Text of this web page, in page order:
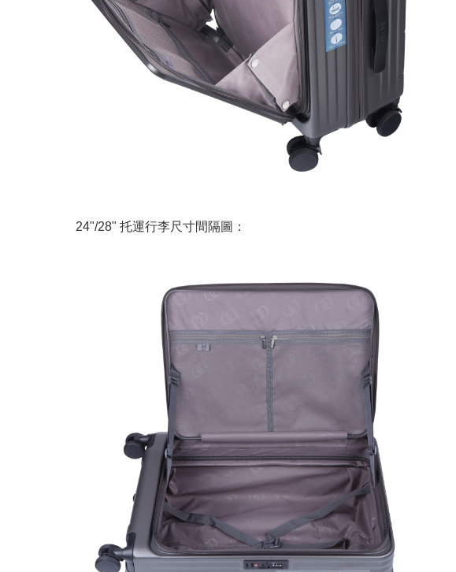
24"/28" 托運行李尺寸間隔圖：